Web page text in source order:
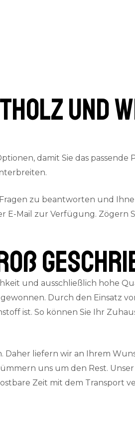
und
damit Sie das
zu beantworten und
Mail zur Verfügung. Zögern
und ausschließlich hohe
Durch den Einsatz
ist. So können Sie Ihr
liefern wir an Ihrem
uns um den Rest. Unser
Zeit mit dem Transport